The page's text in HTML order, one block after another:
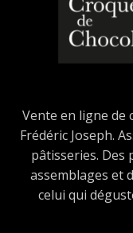
Vente en ligne de
Frédéric Joseph.
pâtisseries. Des
assemblages et
celui qui